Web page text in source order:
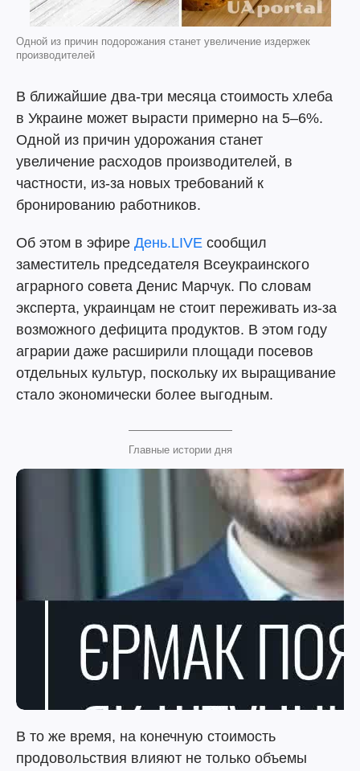
Одной из причин подорожания станет увеличение издержек
производителей
В ближайшие два-три месяца стоимость хлеба
в Украине может вырасти примерно на 5–6%.
Одной из причин удорожания станет
увеличение расходов производителей, в
частности, из-за новых требований к
бронированию работников.
Об этом в эфире День.LIVE сообщил
заместитель председателя Всеукраинского
аграрного совета Денис Марчук. По словам
эксперта, украинцам не стоит переживать из-за
возможного дефицита продуктов. В этом году
аграрии даже расширили площади посевов
отдельных культур, поскольку их выращивание
стало экономически более выгодным.
Главные истории дня
В то же время, на конечную стоимость
продовольствия влияют не только объемы